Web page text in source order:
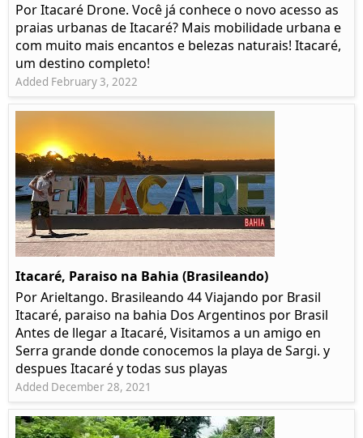
Por Itacaré Drone. Você já conhece o novo acesso as
praias urbanas de Itacaré? Mais mobilidade urbana e
com muito mais encantos e belezas naturais! Itacaré,
um destino completo!
Added February 3, 2022
Itacaré, Paraiso na Bahia (Brasileando)
Por Arieltango. Brasileando 44 Viajando por Brasil
Itacaré, paraiso na bahia Dos Argentinos por Brasil
Antes de llegar a Itacaré, Visitamos a un amigo en
Serra grande donde conocemos la playa de Sargi. y
despues Itacaré y todas sus playas
Added December 28, 2021